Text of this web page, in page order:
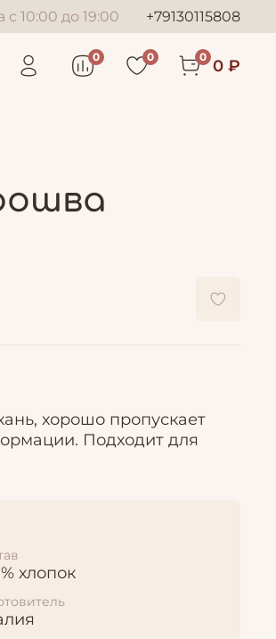
с 10:00 до 19:00 +79130115808
0 0 0 0 ₽
хорошо пропускает
Подходит для
хлопок